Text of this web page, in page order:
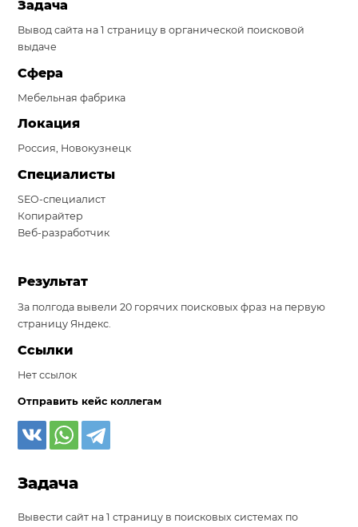
Система продаж для мебельного бизнеса
Система продаж для туристического бизнеса
Повышение конверсии сайтов
Акции
Проекты
Блог
Контакты
Задача
Вывод сайта на 1 страницу в органической поисковой
выдаче
Сфера
Мебельная фабрика
Локация
Россия, Новокузнецк
Специалисты
SEO-специалист
Копирайтер
Веб-разработчик
Результат
За полгода вывели 20 горячих поисковых фраз на первую
страницу Яндекс.
Ссылки
Нет ссылок
Отправить кейс коллегам
Задача
Вывести сайт на 1 страницу в поисковых системах по